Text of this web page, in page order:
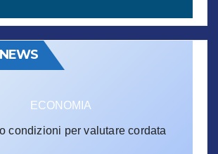
ECONOMIA
condizioni per valutare cordata